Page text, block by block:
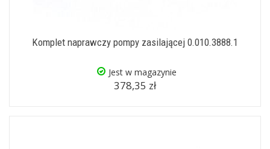
Komplet naprawczy pompy zasilającej 0.010.3888.1
Jest w magazynie
378,35 zł